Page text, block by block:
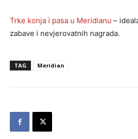
Trke konja i pasa u Meridianu –
zabave i nevjerovatnih nagrada.
TAG Meridian